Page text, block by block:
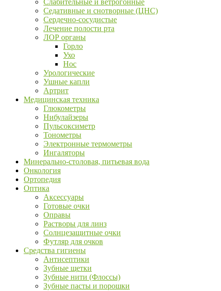
Слабительные и ветрогонные
Седативные и снотворные (ЦНС)
Сердечно-сосудистые
Лечение полости рта
ЛОР органы
Горло
Ухо
Нос
Урологические
Ушные капли
Артрит
Медицинская техника
Глюкометры
Нибулайзеры
Пульсоксиметр
Тонометры
Электронные термометры
Ингаляторы
Минерально-столовая, питьевая вода
Онкология
Ортопедия
Оптика
Аксессуары
Готовые очки
Оправы
Растворы для линз
Солнцезащитные очки
Футляр для очков
Средства гигиены
Антисептики
Зубные щетки
Зубные нити (Флоссы)
Зубные пасты и порошки